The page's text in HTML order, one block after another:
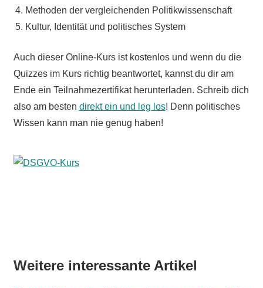
Methoden der vergleichenden Politikwissenschaft
Kultur, Identität und politisches System
Auch dieser Online-Kurs ist kostenlos und wenn du die
Quizzes im Kurs richtig beantwortet, kannst du dir am
Ende ein Teilnahmezertifikat herunterladen. Schreib dich
also am besten direkt ein und leg los! Denn politisches
Wissen kann man nie genug haben!
Weitere interessante Artikel